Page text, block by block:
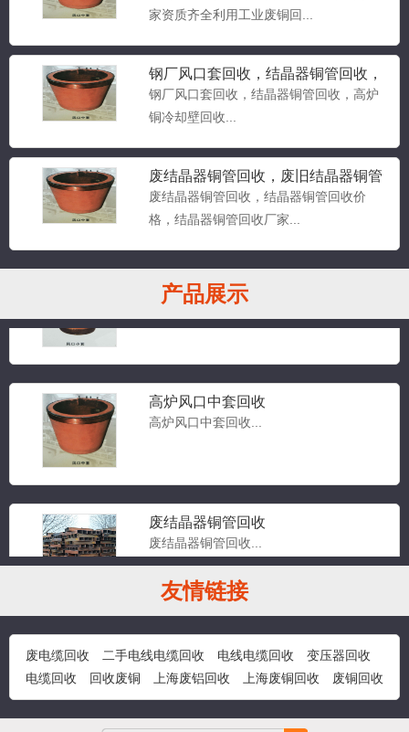
家资质齐全利用工业废铜回...
钢厂风口套回收，结晶器铜管回收，
高炉铜冷却壁回收
钢厂风口套回收，结晶器铜管回收，高炉
铜冷却壁回收...
废结晶器铜管回收，废旧结晶器铜管
是什么铜
废结晶器铜管回收，结晶器铜管回收价
格，结晶器铜管回收厂家...
产品展示
高炉铜冷却壁回收
高炉铜冷却壁回收...
高炉风口小套回收
高炉风口小套回收...
高炉风口中套回收
高炉风口中套回收...
废结晶器铜管回收
废结晶器铜管回收...
废结晶器铜板回收
废结晶器铜板回收...
友情链接
废电缆回收 二手电线电缆回收 电线电缆回收
变压器回收
电缆回收
回收废铜 上海废铝回收 上海废铜回收 废铜回收